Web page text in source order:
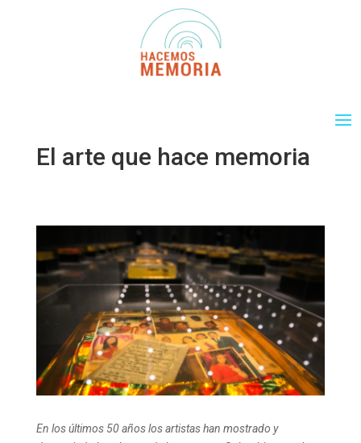
El arte que hace memoria
En los últimos 50 años los artistas han mostrado y